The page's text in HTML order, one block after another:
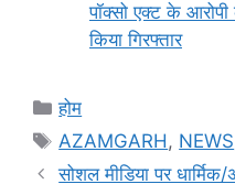
पॉक्सो एक्ट के
किया गिरफ्तार
Categories
होम
Tags
AZAMGARH, NEWS
सोशल मीडिया पर